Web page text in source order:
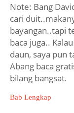
Note: Bang
cari
bayangan..tapi
baca juga..
daun, saya pun
Abang baca
bilang bangsat.
Bab Lengkap